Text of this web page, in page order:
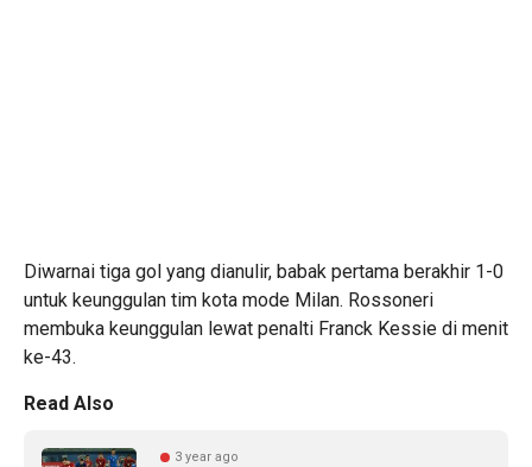
Diwarnai tiga gol yang dianulir, babak pertama berakhir 1-0
untuk keunggulan tim kota mode Milan. Rossoneri
membuka keunggulan lewat penalti Franck Kessie di menit
ke-43.
Read Also
3 year ago